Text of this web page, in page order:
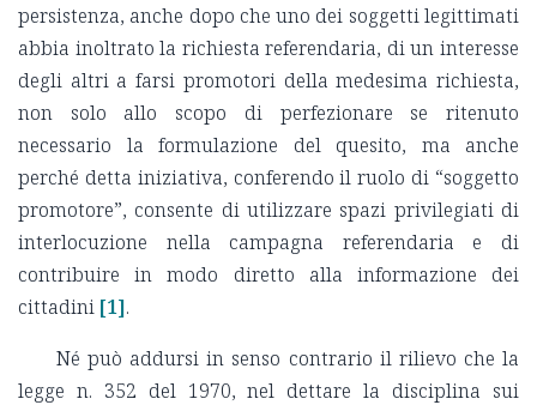
persistenza, anche dopo che uno dei soggetti legittimati
abbia inoltrato la richiesta referendaria, di un interesse
degli altri a farsi promotori della medesima richiesta,
non solo allo scopo di perfezionare se ritenuto
necessario la formulazione del quesito, ma anche
perché detta iniziativa, conferendo il ruolo di “soggetto
promotore”, consente di utilizzare spazi privilegiati di
interlocuzione nella campagna referendaria e di
contribuire in modo diretto alla informazione dei
cittadini [1].
Né può addursi in senso contrario il rilievo che la
legge n. 352 del 1970, nel dettare la disciplina sui